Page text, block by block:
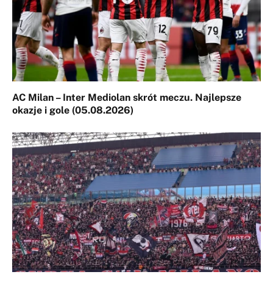
AC Milan – Inter Mediolan skrót meczu. Najlepsze
okazje i gole (05.08.2026)